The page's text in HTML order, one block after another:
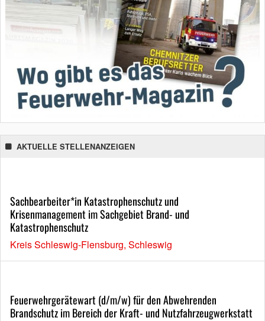
AKTUELLE STELLENANZEIGEN
Sachbearbeiter*in Katastrophenschutz und
Krisenmanagement im Sachgebiet Brand- und
Katastrophenschutz
Kreis Schleswig-Flensburg, Schleswig
Feuerwehrgerätewart (d/m/w) für den Abwehrenden
Brandschutz im Bereich der Kraft- und Nutzfahrzeugwerkstatt